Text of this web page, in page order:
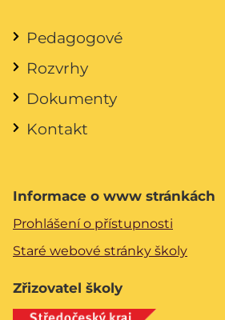
Pedagogové
Rozvrhy
Dokumenty
Kontakt
Informace o www stránkách
Prohlášení o přístupnosti
Staré webové stránky školy
Zřizovatel školy